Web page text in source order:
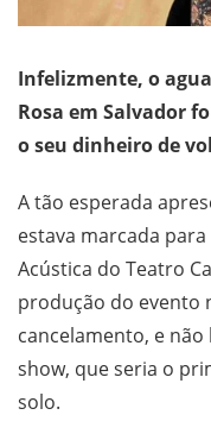
Infelizmente, o
Rosa em Salvador
o seu dinheiro de
A tão esperada
estava marcada
Acústica do Teatro
produção do evento
cancelamento, e
show, que seria o
solo.